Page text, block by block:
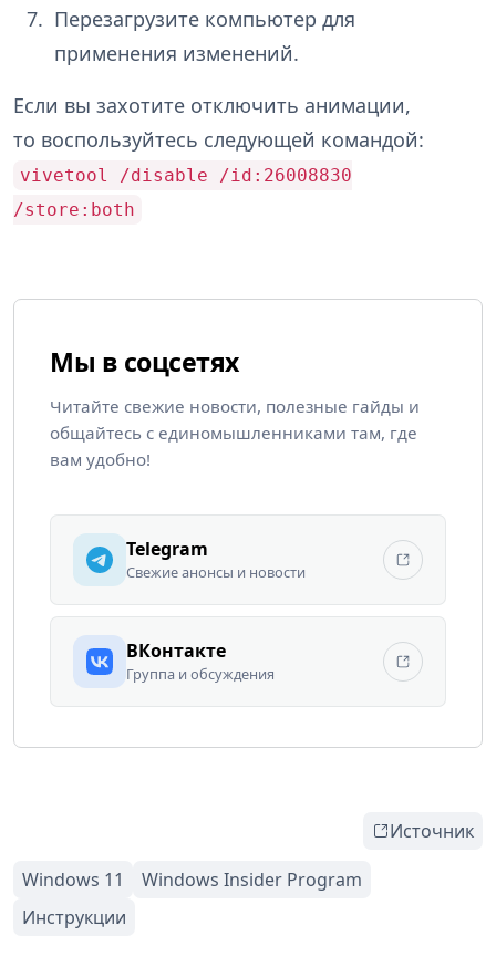
Перезагрузите компьютер для
применения изменений.
Если вы захотите отключить анимации,
то воспользуйтесь следующей командой:
vivetool /disable /id:26008830
/store:both
Мы в соцсетях
Читайте свежие новости, полезные гайды и
общайтесь с единомышленниками там, где
вам удобно!
Telegram
Свежие анонсы и новости
ВКонтакте
Группа и обсуждения
Источник